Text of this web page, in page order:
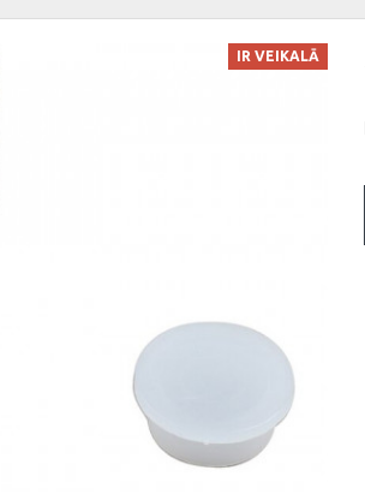
IR VEIKALĀ